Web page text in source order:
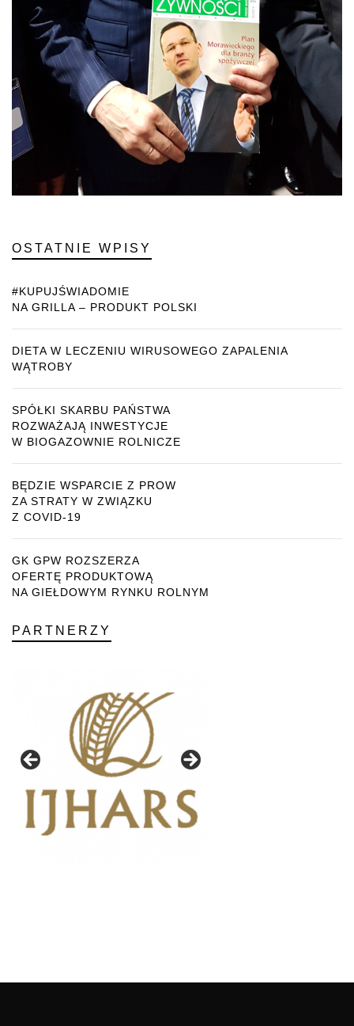
OSTATNIE WPISY
#KUPUJŚWIADOMIE
NA GRILLA – PRODUKT POLSKI
DIETA W LECZENIU WIRUSOWEGO ZAPALENIA
WĄTROBY
SPÓŁKI SKARBU PAŃSTWA
ROZWAŻAJĄ INWESTYCJE
W BIOGAZOWNIE ROLNICZE
BĘDZIE WSPARCIE Z PROW
ZA STRATY W ZWIĄZKU
Z COVID-19
GK GPW ROZSZERZA
OFERTĘ PRODUKTOWĄ
NA GIEŁDOWYM RYNKU ROLNYM
PARTNERZY